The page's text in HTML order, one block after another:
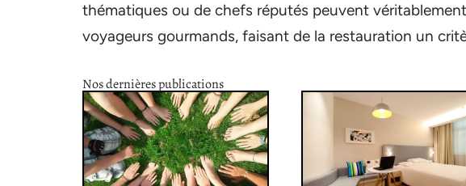
thématiques ou de chefs réputés peuvent
voyageurs gourmands, faisant de la restauration un
Nos dernières publications